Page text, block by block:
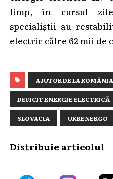
timp, în cursul
specialiștii au
electric către 62 mii de
AJUTOR DE LA ROMÂNIA
DEFICIT ENERGIE ELECTRICĂ
SLOVACIA UKRENERGO
Distribuie articolul